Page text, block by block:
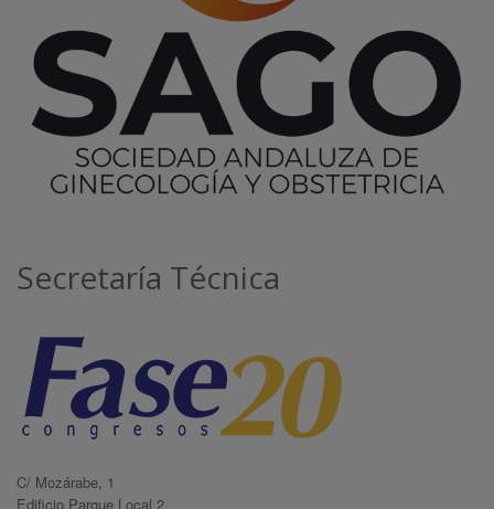
Secretaría Técnica
C/ Mozárabe, 1
Edificio Parque Local 2